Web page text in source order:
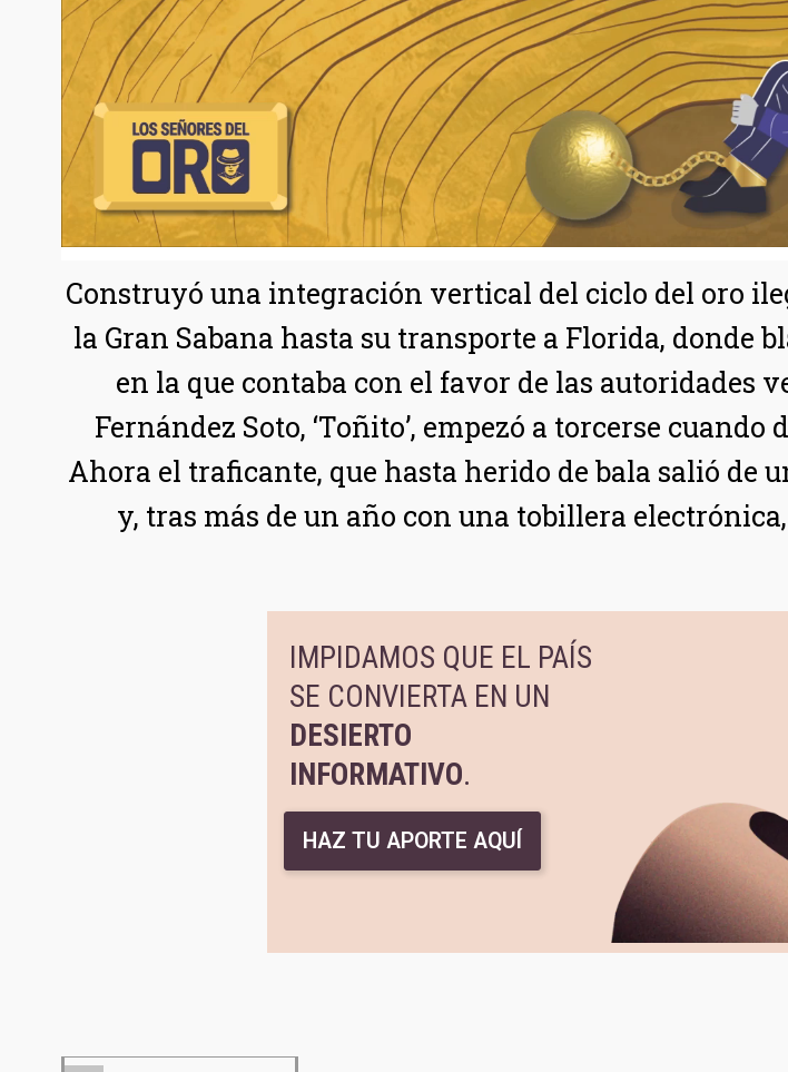
Construyó una integración vertical del ciclo del oro
la Gran Sabana hasta su transporte a Florida, donde
en la que contaba con el favor de las autoridades
Fernández Soto, ‘Toñito’, empezó a torcerse
Ahora el traficante, que hasta herido de bala salió de
y, tras más de un año con una tobillera
IMPIDAMOS QUE EL PAÍS
SE CONVIERTA EN UN
DESIERTO
INFORMATIVO.
HAZ TU APORTE AQUÍ